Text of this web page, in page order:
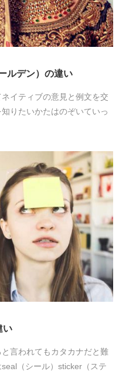
ルデン）の違い
イティブの意見と例文を交
りたいかたはのぞいていっ
い
言われてもカタカナだと難
（シール）sticker（ステ